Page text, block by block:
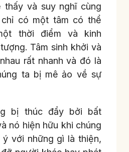
thấy và suy nghĩ cùng
có một tâm có thể
thời điểm và kinh
Tâm sinh khởi và
rất nhanh và đó là
ta bị mê ảo về sự
bị thúc đẩy bởi bất
nó hiện hữu khi chúng
với những gì là thiện,